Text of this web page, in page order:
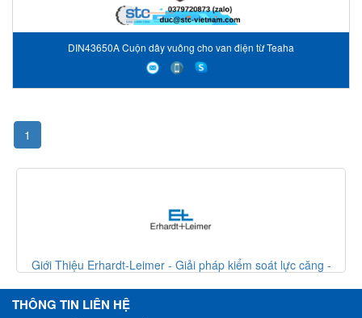
DIN43650A Cuộn dây vuông cho van điện từ Teaha
1
Erhardt-Leimer - Giải pháp kiểm soát lực căng -
Giới Thiệu
THÔNG TIN LIÊN HỆ